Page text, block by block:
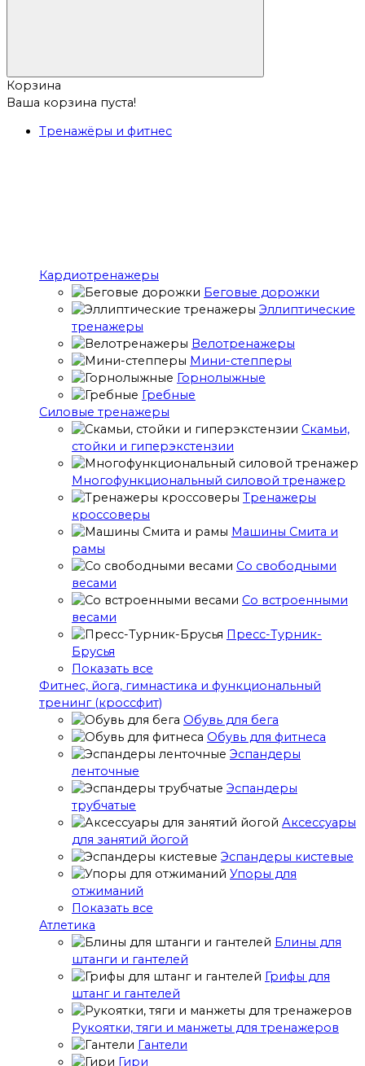
Корзина
Ваша корзина пуста!
Тренажёры и фитнес
Кардиотренажеры
Беговые дорожки
Эллиптические
тренажеры
Велотренажеры
Мини-степперы
Горнолыжные
Гребные
Cиловые тренажеры
Скамьи,
стойки и гиперэкстензии
Многофункциональный силовой тренажер
Тренажеры
кроссоверы
Машины Смита и
рамы
Со свободными
весами
Со встроенными
весами
Пресс-Турник-
Брусья
Показать все
Фитнес, йога, гимнастика и функциональный
тренинг (кроссфит)
Обувь для бега
Обувь для фитнеса
Эспандеры
ленточные
Эспандеры
трубчатые
Аксессуары
для занятий йогой
Эспандеры кистевые
Упоры для
отжиманий
Показать все
Атлетика
Блины для
штанги и гантелей
Грифы для
штанг и гантелей
Рукоятки, тяги и манжеты для тренажеров
Гантели
Гири